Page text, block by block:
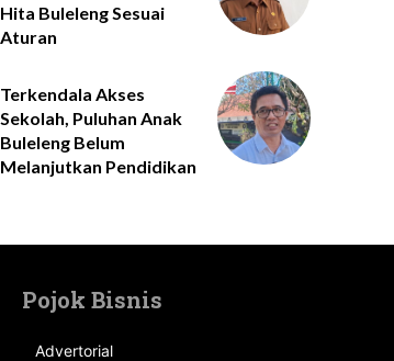
Hita Buleleng Sesuai
Aturan
Terkendala Akses
Sekolah, Puluhan Anak
Buleleng Belum
Melanjutkan Pendidikan
Pojok Bisnis
Advertorial